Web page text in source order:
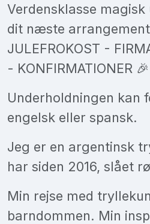
Verdensklasse
dit næste
JULEFROKOST -
- KONFIRMATIONER
Underholdningen kan
engelsk eller spansk.
Jeg er en argentinsk
har siden 2016, slået
Min rejse med
barndommen. Min